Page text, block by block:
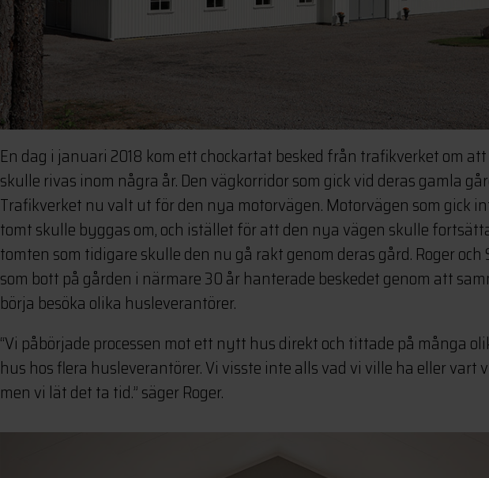
En dag i januari 2018 kom ett chockartat besked från trafikverket om
skulle rivas inom några år. Den vägkorridor som gick vid deras gamla
Trafikverket nu valt ut för den nya motorvägen. Motorvägen som gick
tomt skulle byggas om, och istället för att den nya vägen skulle
tomten som tidigare skulle den nu gå rakt genom deras gård. Roger och
som bott på gården i närmare 30 år hanterade beskedet genom att
börja besöka olika husleverantörer.
“Vi påbörjade processen mot ett nytt hus direkt och tittade på många
hus hos flera husleverantörer. Vi visste inte alls vad vi ville ha eller vart
men vi lät det ta tid.” säger Roger.